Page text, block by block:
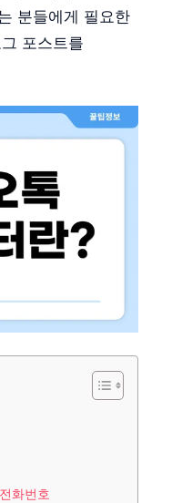
분들에게 필요한
포스트를
화번호